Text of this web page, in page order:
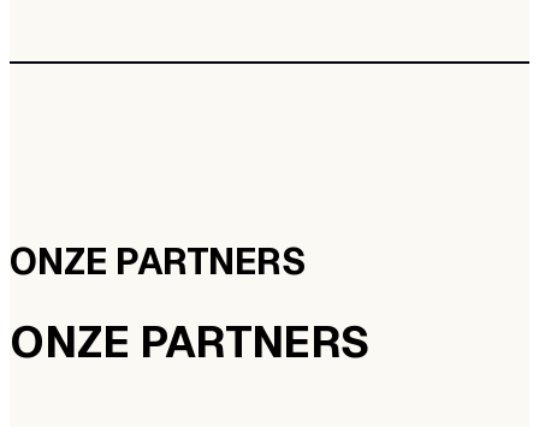
ONZE PARTNERS
ONZE PARTNERS